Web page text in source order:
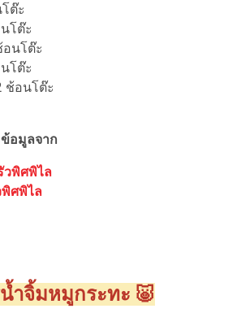
ต๊ะ
โต๊ะ
นโต๊ะ
โต๊ะ
ช้อนโต๊ะ
อมูลจาก
วพิศพิไล
ศพิไล
ำจิ้มหมูกระทะ 🐷